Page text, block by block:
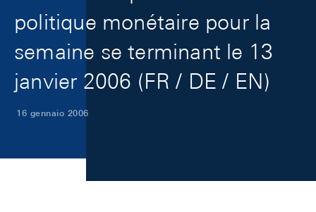
politique monétaire pour la
semaine se terminant le 13
janvier 2006 (FR / DE / EN)
16 gennaio 2006